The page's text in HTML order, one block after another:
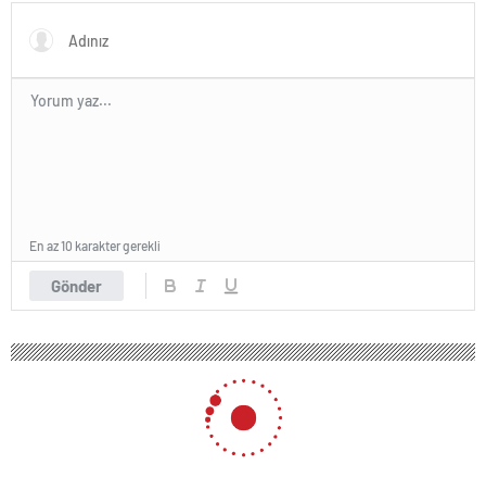
Gönder
En az 10 karakter gerekli